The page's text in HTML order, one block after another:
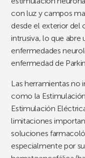
con luz y campos
desde el exterior del
intrusiva, lo que abre
enfermedades
enfermedad de
Las herramientas no
como la
Estimulación
limitaciones
soluciones
especialmente por